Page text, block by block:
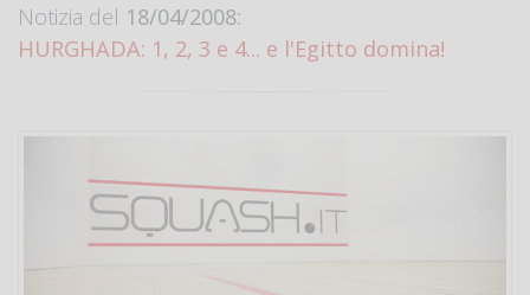
Notizia del 18/04/2008:
HURGHADA: 1, 2, 3 e 4... e l'Egitto domina!